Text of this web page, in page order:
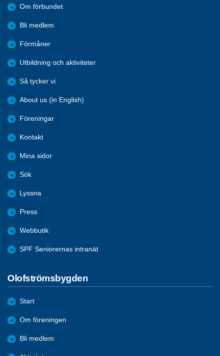
Om förbundet
Bli medlem
Förmåner
Utbildning och aktiviteter
Så tycker vi
About us (in English)
Föreningar
Kontakt
Mina sidor
Sök
Lyssna
Press
Webbutik
SPF Seniorernas intranät
Olofströmsbygden
Start
Om föreningen
Bli medlem